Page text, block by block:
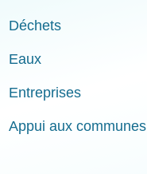
Déchets
Eaux
Entreprises
Appui aux communes